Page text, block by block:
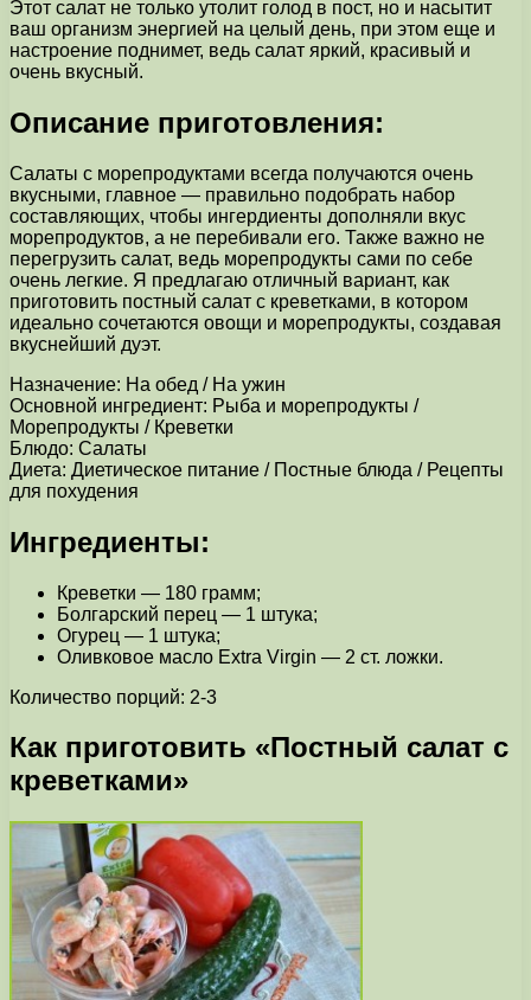
Этот салат не только утолит голод в пост, но и насытит
ваш организм энергией на целый день, при этом еще и
настроение поднимет, ведь салат яркий, красивый и
очень вкусный.
Описание приготовления:
Салаты с морепродуктами всегда получаются очень
вкусными, главное — правильно подобрать набор
составляющих, чтобы ингердиенты дополняли вкус
морепродуктов, а не перебивали его. Также важно не
перегрузить салат, ведь морепродукты сами по себе
очень легкие. Я предлагаю отличный вариант, как
приготовить постный салат с креветками, в котором
идеально сочетаются овощи и морепродукты, создавая
вкуснейший дуэт.
Назначение: На обед / На ужин
Основной ингредиент: Рыба и морепродукты /
Морепродукты / Креветки
Блюдо: Салаты
Диета: Диетическое питание / Постные блюда / Рецепты
для похудения
Ингредиенты:
Креветки — 180 грамм;
Болгарский перец — 1 штука;
Огурец — 1 штука;
Оливковое масло Extra Virgin — 2 ст. ложки.
Количество порций: 2-3
Как приготовить «Постный салат с
креветками»